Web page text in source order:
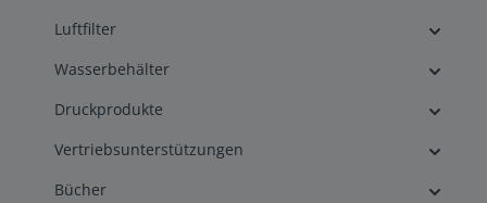
Luftfilter
Wasserbehälter
Druckprodukte
Vertriebsunterstützungen
Bücher